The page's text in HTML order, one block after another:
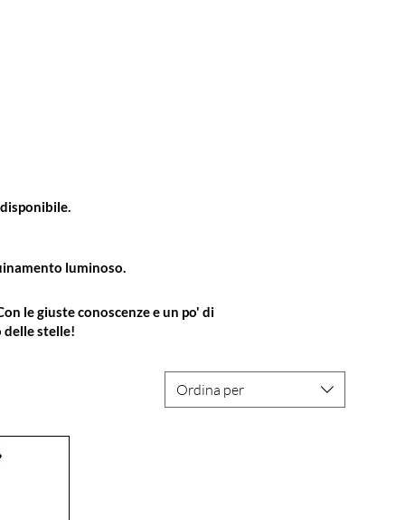
luminoso.
le giuste conoscenze e un po' di
delle stelle!
Ordina per